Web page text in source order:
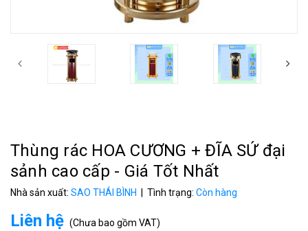
Thùng rác HOA CƯƠNG + ĐĨA SỨ đại
sảnh cao cấp - Giá Tốt Nhất
Nhà sản xuất: SAO THÁI BÌNH | Tình trạng: Còn hàng
Liên hệ (Chưa bao gồm VAT)